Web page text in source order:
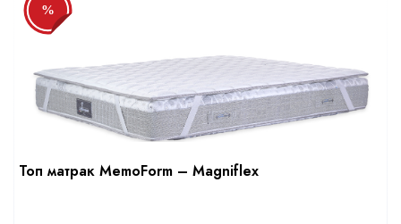
%
Топ матрак MemoForm – Magniflex